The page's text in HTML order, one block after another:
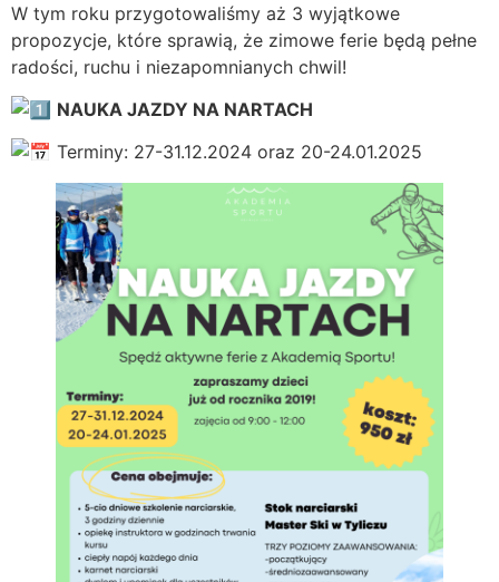
W tym roku przygotowaliśmy aż 3 wyjątkowe
propozycje, które sprawią, że zimowe ferie będą pełne
radości, ruchu i niezapomnianych chwil!
NAUKA JAZDY NA NARTACH
Terminy: 27-31.12.2024 oraz 20-24.01.2025